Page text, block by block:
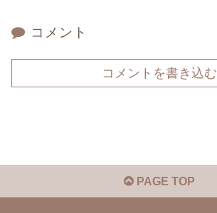
コメント
コメントを書き込む
PAGE TOP